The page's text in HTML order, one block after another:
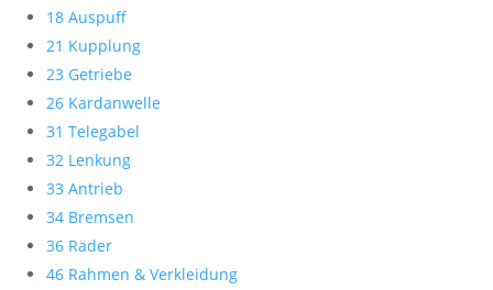
18 Auspuff
21 Kupplung
23 Getriebe
26 Kardanwelle
31 Telegabel
32 Lenkung
33 Antrieb
34 Bremsen
36 Räder
46 Rahmen & Verkleidung